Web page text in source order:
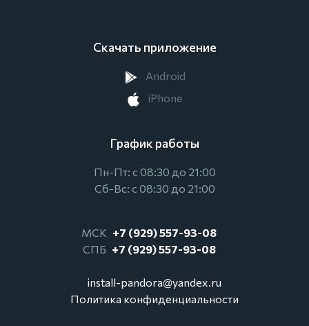
Скачать приложение
Android
iPhone
График работы
Пн-Пт: с 08:30 до 21:00
Сб-Вс: с 08:30 до 21:00
МСК +7 (929) 557-93-08
СПБ +7 (929) 557-93-08
install-pandora@yandex.ru
Политика конфиденциальности